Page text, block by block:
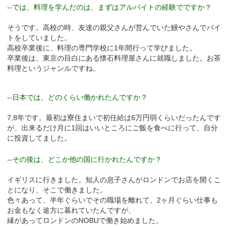
--では、料理を学んだのは、まずはアルバイトの経験でですか？
そうです。高校の時、友達の親父さんが営んでいた鰻やさんでバイ
トをしていました。
高校卒業後に、料理の専門学校に1年間行って学びました。
卒業後は、東京の目白にある懐石料理屋さんに就職しました。お茶
料理というジャンルですね。
--日本では、どのくらい働かれたんですか？
7,8年です。最初は寮住まいで初任給は6万円弱くらいだったんです
が、出来るだけ月に1回はいいところにご飯を食べに行って、自分
に投資してました。
--その後は、どこか他の国に行かれたんですか？
イギリスに行きました。知人の息子さんがロンドンでお店を開くこ
とになり、そこで働きました。
色々あって、半年ぐらいでその職場を離れて、2ヶ月ぐらい仕事も
お金もなく途方に暮れていたんですが、
縁があってロンドンのNOBUで働き始めました。